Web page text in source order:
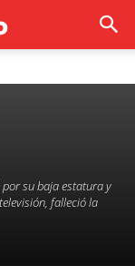
su baja estatura y
falleció la